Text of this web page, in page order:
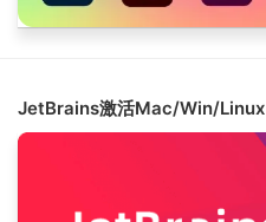
JetBrains激活Mac/Win/Linux